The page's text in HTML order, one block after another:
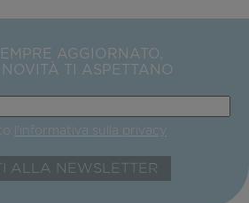
AGGIORNATO,
TI ASPETTANO
l'informativa sulla privacy